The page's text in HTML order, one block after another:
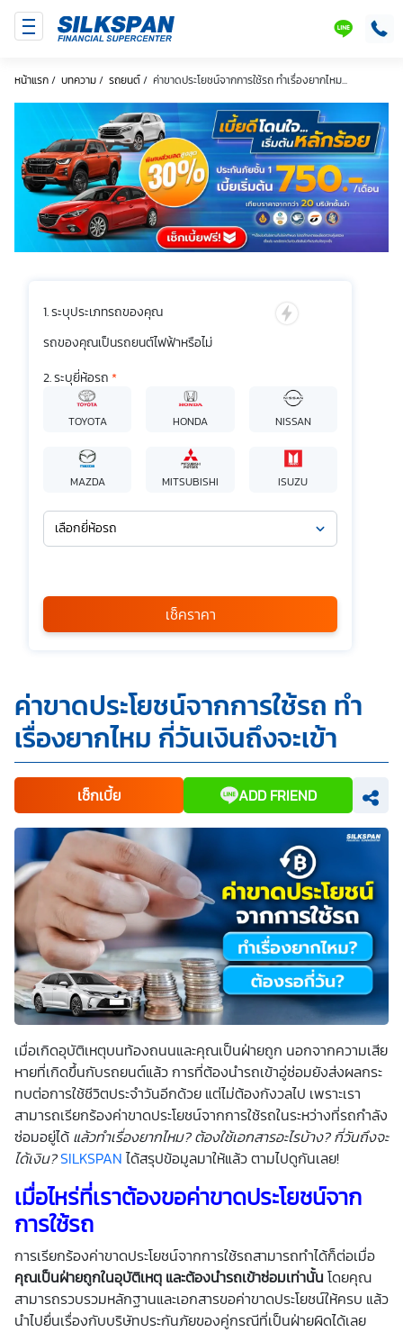
หน้าแรก/ บทความ/ รถยนต์/ ค่าขาดประโยชน์จากการใช้รถ ทำเรื่องยากไหม...
ระบุประเภทรถของคุณ
รถของคุณเป็นรถยนต์ไฟฟ้าหรือไม่
ระบุยี่ห้อรถ *
TOYOTA HONDA NISSAN
MAZDA MITSUBISHI ISUZU
เลือกยี่ห้อรถ
กรุณาเลือก
*
ข้าพเจ้ารับทราบนโยบายคุ้มครองข้อมูลส่วนบุคคล และยินยอมให้
บริษัท SILKSPAN อินชัวรันซ์ โบรกเกอร์เรจ จำกัด รวมถึงบริษัท
ในเครือที่เกี่ยวข้องกัน ตลอดจนคู่ค้าทางธุรกิจและ/หรือ
พันธมิตรของบริษัทเหล่านี้ สามารถเก็บ ใช้ และ/หรือ เปิดเผย
ข้อมูลส่วนบุคคลและข้อมูลส่วนบุคคลที่มีความอ่อนไหวของ
ข้าพเจ้า เพื่อวัตถุประสงค์ในการดำเนินการติดต่อและนำเสนอ
ข้อมูลสำหรับการขายผลิตภัณฑ์ การจัดทำรายการส่งเสริมการ
ขายและการตลาด แจ้งสิทธิประโยชน์หรือข่าวสารต่างๆ แจ้ง
ข้อมูลเกี่ยวกับผลิตภัณฑ์ หรือกรมธรรม์ประกันภัย การใช้ข้อมูล
เพื่อพัฒนาผลิตภัณฑ์หรือบริการต่างๆ หรือเพื่อกิจกรรมอื่นๆ
ท่านสามารถอ่านรายละเอียดนโยบายคุ้มครองข้อมูลส่วนบุคคล
และสิทธิของเจ้าของข้อมูลส่วนบุคคลได้ที่เว็บไซต์
คำประกาศ
เกี่ยวกับความเป็นส่วนตัวก่อนให้ความยินยอม ทั้งนี้ ก่อนการ
แสดงเจตนา ข้าพเจ้าได้อ่านรายละเอียดจากเอกสารชี้แจงข้อมูล
หรือได้รับคำอธิบายจากหน่วยงานถึงวัตถุประสงค์ในการเก็บ
รวบรวม ใช้หรือเปิดเผยข้อมูลส่วนบุคคล (“ประมวลผลข้อมูล
ส่วนบุคคล”) และมีความเข้าใจดีแล้ว ข้าพเจ้าให้ความยินยอมหรือ
ปฏิเสธไม่ให้ความยินยอมในเอกสารนี้ด้วยความสมัครใจ
ปราศจากการบังคับหรือชักจูง และข้าพเจ้าทราบว่าข้าพเจ้า
สามารถถอนความยินยอมนี้เสียเมื่อใดก็ได้ เว้นแต่ในกรณีมีข้อ
จำกัดสิทธิตามกฎหมายหรือยังมีสัญญาระหว่างข้าพเจ้ากับ
สถาบันที่ให้ประโยชน์แก่ข้าพเจ้าอยู่ กรณีที่ข้าพเจ้าประสงค์จะไม่
ให้ความยินยอม ข้าพเจ้าเข้าใจและยอมรับว่า การไม่ให้ความ
ยินยอมจะมีผลทำให้ข้าพเจ้า (เช่น ข้าพเจ้าอาจได้รับความสะดวก
การใช้งานบางอย่างได้ เป็นต้น) และข้าพเจ้าทราบว่าการถอน
ความยินยอมดังกล่าว ไม่มีผลกระทบต่อการประมวลผลข้อมูล
ส่วนบุคคลที่ได้ดำเนินการเสร็จสิ้นไปแล้วก่อนการถอนความ
ยินยอม โดยข้าพเจ้าให้ถือเอาการกดเลือก “ให้ความยินยอม” ใน
ช่องสนทนา เป็นการแสดงเจตนายินยอมของข้าพเจ้าแทนการ
ลงลายมือชื่อเป็นหลักฐาน
เช็คราคา
ค่าขาดประโยชน์จากการใช้รถ ทำ
เรื่องยากไหม กี่วันเงินถึงจะเข้า
เช็กเบี้ย ADD FRIEND
เมื่อเกิดอุบัติเหตุบนท้องถนนและคุณเป็นฝ่ายถูก นอกจากความเสีย
หายที่เกิดขึ้นกับรถยนต์แล้ว การที่ต้องนำรถเข้าอู่ซ่อมยังส่งผลกระ
ทบต่อการใช้ชีวิตประจำวันอีกด้วย แต่ไม่ต้องกังวลไป เพราะเรา
สามารถเรียกร้องค่าขาดประโยชน์จากการใช้รถในระหว่างที่รถกำลัง
ซ่อมอยู่ได้ แล้วทำเรื่องยากไหม?ต้องใช้เอกสารอะไรบ้าง?กี่วันถึงจะ
ได้เงิน?SILKSPAN ได้สรุปข้อมูลมาให้แล้ว ตามไปดูกันเลย!
เมื่อไหร่ที่เราต้องขอค่าขาดประโยชน์จาก
การใช้รถ
การเรียกร้องค่าขาดประโยชน์จากการใช้รถสามารถทำได้ก็ต่อเมื่อ
คุณเป็นฝ่ายถูกในอุบัติเหตุ และต้องนำรถเข้าซ่อมเท่านั้น โดยคุณ
สามารถรวบรวมหลักฐานและเอกสารขอค่าขาดประโยชน์ให้ครบ แล้ว
นำไปยื่นเรื่องกับบริษัทประกันภัยของคู่กรณีที่เป็นฝ่ายผิดได้เลย